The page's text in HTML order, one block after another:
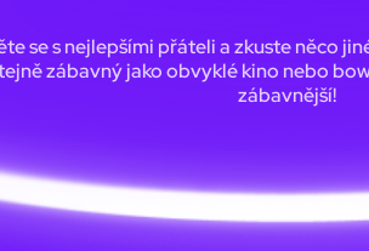
se s nejlepšími přáteli a zkuste něco
zábavný jako obvyklé kino nebo
zábavnější!